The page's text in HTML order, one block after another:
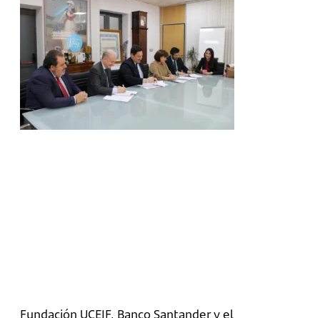
Fundación UCEIF, Banco Santander y el